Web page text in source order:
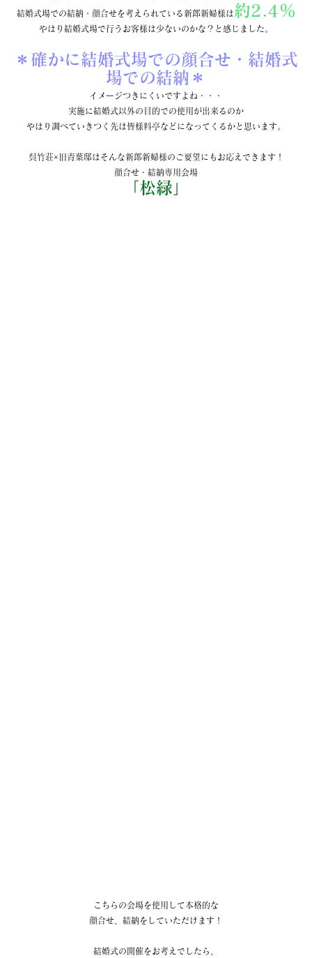
結婚式場での結納・顔合せを考えられている新郎新婦様は 約2.4％
やはり結婚式場で行うお客様は少ないのかな？と感じました。
＊確かに結婚式場での顔合せ・結婚式
場での結納＊
イメージつきにくいですよね・・・
実施に結婚式以外の目的での使用が出来るのか
やはり調べていきつく先は皆様料亭などになってくるかと思います。
呉竹荘×旧青葉邸はそんな新郎新婦様のご要望にもお応えできます！
顔合せ・結納専用会場
「松緑」
こちらの会場を使用して本格的な
顔合せ、結納をしていただけます！
結婚式の開催をお考えでしたら、